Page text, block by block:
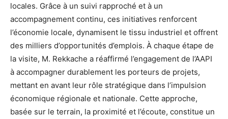
locales. Grâce à un suivi rapproché et à un
accompagnement continu, ces initiatives renforcent
l’économie locale, dynamisent le tissu industriel et offrent
des milliers d’opportunités d’emplois. À chaque étape de
la visite, M. Rekkache a réaffirmé l’engagement de l’AAPI
à accompagner durablement les porteurs de projets,
mettant en avant leur rôle stratégique dans l’impulsion
économique régionale et nationale. Cette approche,
basée sur le terrain, la proximité et l’écoute, constitue un